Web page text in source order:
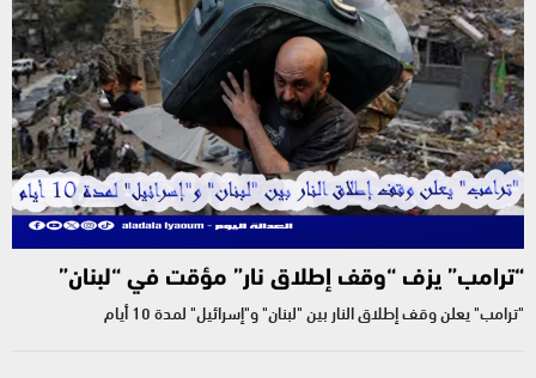
“ترامب” يزف “وقف إطلاق نار” مؤقت في “لبنان”
"ترامب" يعلن وقف إطلاق النار بين "لبنان" و"إسرائيل" لمدة 10 أيام